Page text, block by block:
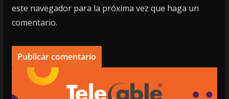
este navegador para la próxima vez que haga un
comentario.